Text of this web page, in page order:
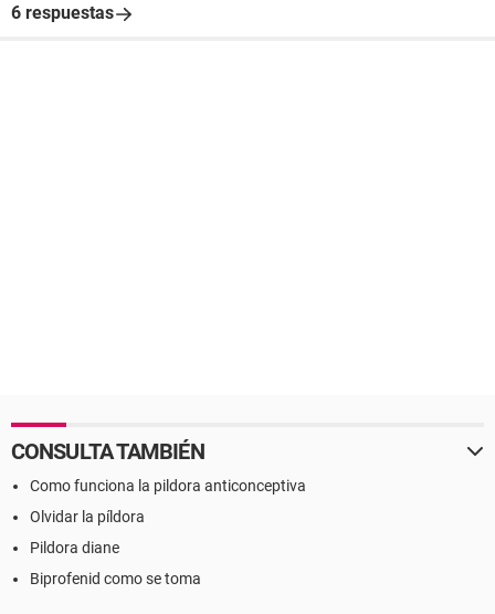
6 respuestas
CONSULTA TAMBIÉN
Como funciona la pildora anticonceptiva
Olvidar la píldora
Pildora diane
Biprofenid como se toma